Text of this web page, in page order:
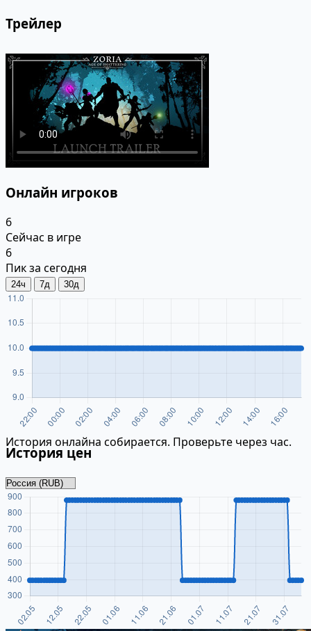
Трейлер
Онлайн игроков
6
Сейчас в игре
6
Пик за сегодня
24ч 7д 30д
История онлайна собирается. Проверьте через час.
История цен